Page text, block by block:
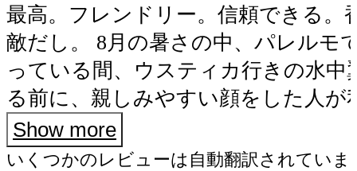
最高。フレンドリー。信頼できる。
敵だし。 8月の暑さの中、パレルモ
っている間、ウスティカ行きの水中
る前に、親しみやすい顔をした人が
荷物を預かってくれて、本当に助か
た。冷たい飲み物も用意してくれて
Show more
いくつかのレビューは自動翻訳されていま